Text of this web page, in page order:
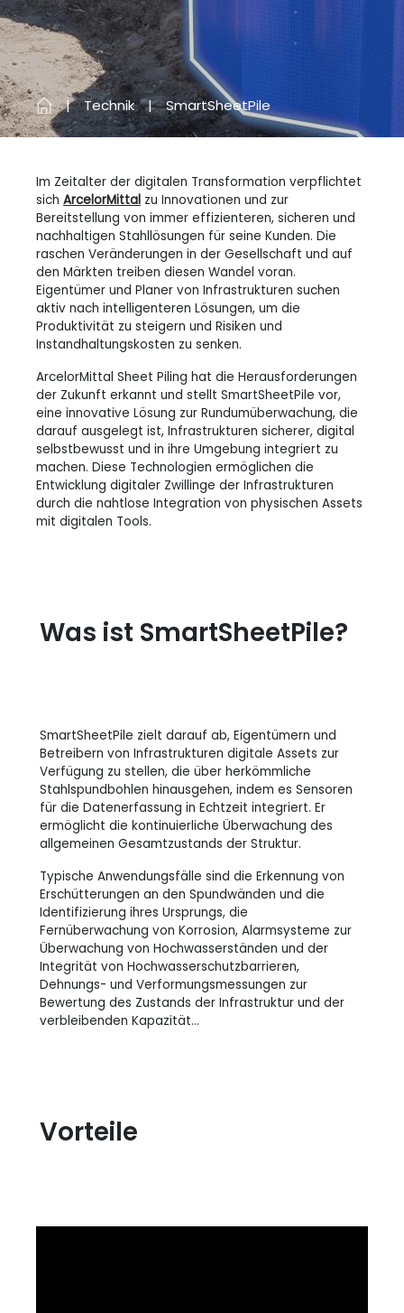
Technik SmartSheetPile
Im Zeitalter der digitalen Transformation verpflichtet
sich ArcelorMittal zu Innovationen und zur
Bereitstellung von immer effizienteren, sicheren und
nachhaltigen Stahllösungen für seine Kunden. Die
raschen Veränderungen in der Gesellschaft und auf
den Märkten treiben diesen Wandel voran.
Eigentümer und Planer von Infrastrukturen suchen
aktiv nach intelligenteren Lösungen, um die
Produktivität zu steigern und Risiken und
Instandhaltungskosten zu senken.
ArcelorMittal Sheet Piling hat die Herausforderungen
der Zukunft erkannt und stellt SmartSheetPile vor,
eine innovative Lösung zur Rundumüberwachung, die
darauf ausgelegt ist, Infrastrukturen sicherer, digital
selbstbewusst und in ihre Umgebung integriert zu
machen. Diese Technologien ermöglichen die
Entwicklung digitaler Zwillinge der Infrastrukturen
durch die nahtlose Integration von physischen Assets
mit digitalen Tools.
Was ist SmartSheetPile?
SmartSheetPile zielt darauf ab, Eigentümern und
Betreibern von Infrastrukturen digitale Assets zur
Verfügung zu stellen, die über herkömmliche
Stahlspundbohlen hinausgehen, indem es Sensoren
für die Datenerfassung in Echtzeit integriert. Er
ermöglicht die kontinuierliche Überwachung des
allgemeinen Gesamtzustands der Struktur.
Typische Anwendungsfälle sind die Erkennung von
Erschütterungen an den Spundwänden und die
Identifizierung ihres Ursprungs, die
Fernüberwachung von Korrosion, Alarmsysteme zur
Überwachung von Hochwasserständen und der
Integrität von Hochwasserschutzbarrieren,
Dehnungs- und Verformungsmessungen zur
Bewertung des Zustands der Infrastruktur und der
verbleibenden Kapazität...
Vorteile